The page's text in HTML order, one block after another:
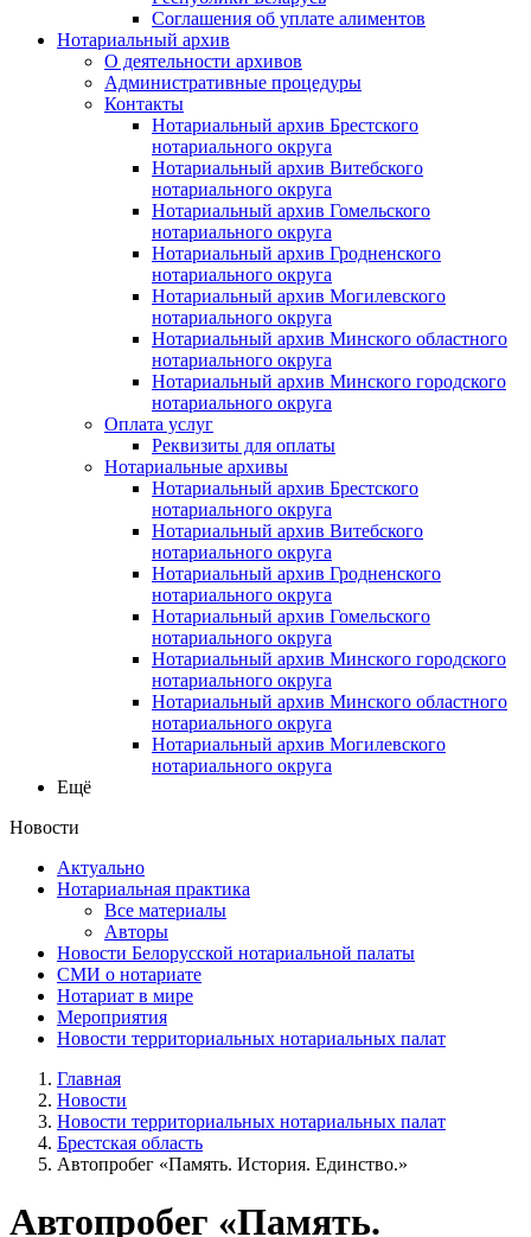
Соглашения об уплате алиментов
Нотариальный архив
О деятельности архивов
Административные процедуры
Контакты
Нотариальный архив Брестского
нотариального округа
Нотариальный архив Витебского
нотариального округа
Нотариальный архив Гомельского
нотариального округа
Нотариальный архив Гродненского
нотариального округа
Нотариальный архив Могилевского
нотариального округа
Нотариальный архив Минского областного
нотариального округа
Нотариальный архив Минского городского
нотариального округа
Оплата услуг
Реквизиты для оплаты
Нотариальные архивы
Нотариальный архив Брестского
нотариального округа
Нотариальный архив Витебского
нотариального округа
Нотариальный архив Гродненского
нотариального округа
Нотариальный архив Гомельского
нотариального округа
Нотариальный архив Минского городского
нотариального округа
Нотариальный архив Минского областного
нотариального округа
Нотариальный архив Могилевского
нотариального округа
Ещё
Новости
Актуально
Нотариальная практика
Все материалы
Авторы
Новости Белорусской нотариальной палаты
СМИ о нотариате
Нотариат в мире
Мероприятия
Новости территориальных нотариальных палат
Главная
Новости
Новости территориальных нотариальных палат
Брестская область
Автопробег «Память. История. Единство.»
Автопробег «Память.